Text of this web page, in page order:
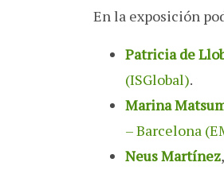
En la exposición
Patricia de
(ISGlobal).
Marina
– Barcelona
Neus Martínez